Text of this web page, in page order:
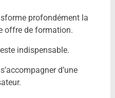
profondément la
offre de formation.
indispensable.
d’une